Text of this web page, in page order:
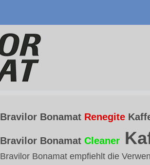
Bravilor Bonamat Renegite
Bravilor Bonamat Cleaner
Bravilor Bonamat empfiehlt die